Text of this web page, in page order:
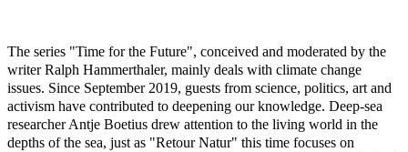
The series "Time for the Future", conceived and moderated by the
writer Ralph Hammerthaler, mainly deals with climate change
issues. Since September 2019, guests from science, politics, art and
activism have contributed to deepening our knowledge. Deep-sea
researcher Antje Boetius drew attention to the living world in the
depths of the sea, just as "Retour Natur" this time focuses on